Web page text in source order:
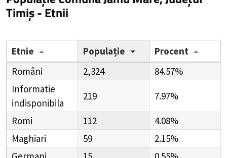
Timiș - Etnii
Etnie Populație
Procent
Români
2,324
84.57%
Informatie
indisponibila
219 7.97%
Romi 112
4.08%
Maghiari
59
2.15%